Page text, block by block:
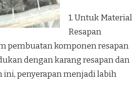
1. Untuk Material
Resapan
pembuatan komponen resapan
dengan karang resapan dan
ini, penyerapan menjadi labih